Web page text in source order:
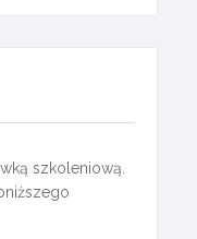
szkoleniową.